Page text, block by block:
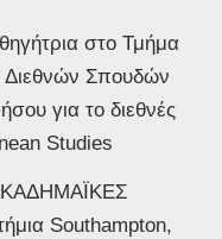
στο Τμήμα
Διεθνών Σπουδών
για το διεθνές
Studies
Southampton,